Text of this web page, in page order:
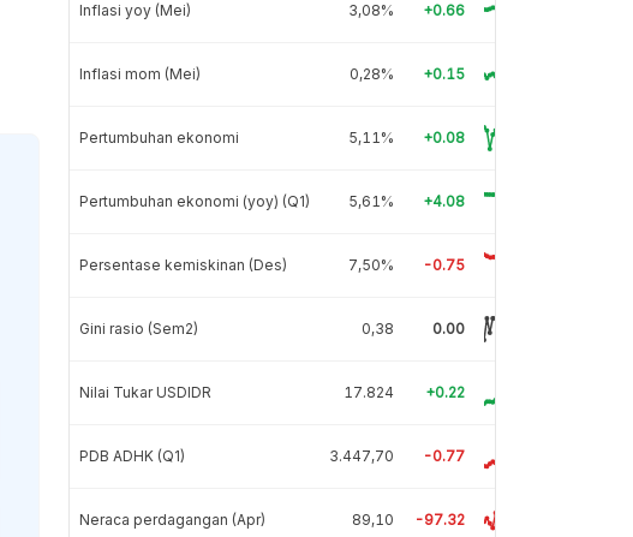
Inflasi yoy (Mei) 3,08% +0.66
Inflasi mom (Mei) 0,28% +0.15
Pertumbuhan ekonomi 5,11% +0.08
Pertumbuhan ekonomi (yoy) (Q1) 5,61% +4.08
Persentase kemiskinan (Des) 7,50% -0.75
Gini rasio (Sem2) 0,38 0.00
Nilai Tukar USDIDR 17.824 +0.22
PDB ADHK (Q1) 3.447,70 -0.77
Neraca perdagangan (Apr) 89,10 -97.32